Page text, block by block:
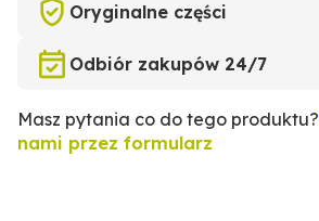
Oryginalne części
Odbiór zakupów 24/7
Masz pytania co do tego produktu?
nami przez formularz